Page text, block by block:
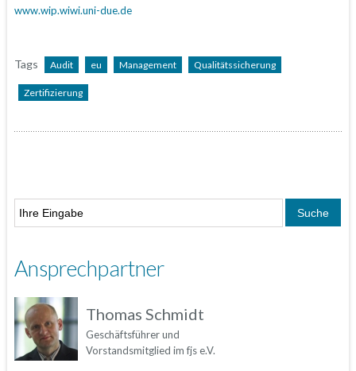
www.wip.wiwi.uni-due.de
Tags Audit eu Management Qualitätssicherung
Zertifizierung
Ansprechpartner
Thomas Schmidt
Geschäftsführer und
Vorstandsmitglied im fjs e.V.